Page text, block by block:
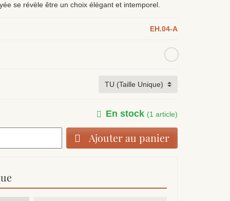
se révèle être un choix élégant et intemporel.
EH.04-A
En stock (1 article)
Ajouter au panier